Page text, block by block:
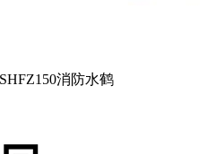
消防水鹤